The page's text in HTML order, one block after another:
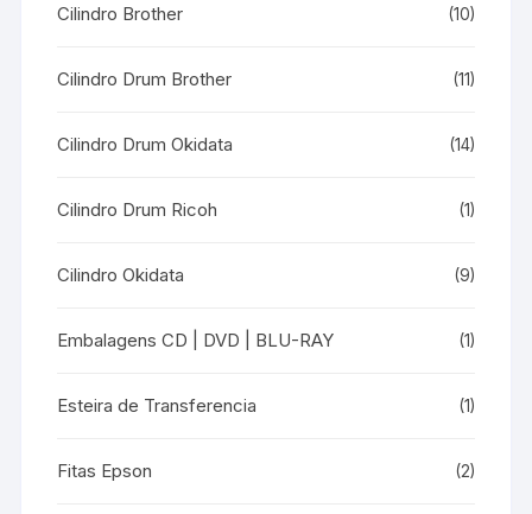
Cilindro Brother (10)
Cilindro Drum Brother (11)
Cilindro Drum Okidata (14)
Cilindro Drum Ricoh (1)
Cilindro Okidata (9)
Embalagens CD | DVD | BLU-RAY (1)
Esteira de Transferencia (1)
Fitas Epson (2)